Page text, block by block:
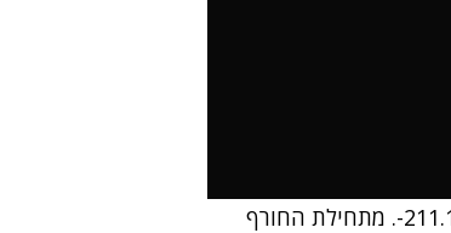
על פי רשות המים מפלס הכינרת עלה ב-23 ס"מ בסך הכל והגיע ל-211.10-. מתחילת החורף